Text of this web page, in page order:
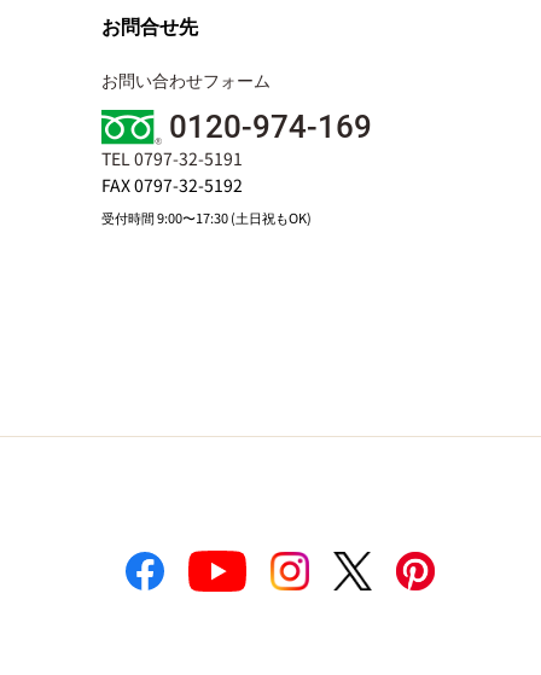
お問合せ先
お問い合わせフォーム
0120-974-169
TEL 0797-32-5191
FAX 0797-32-5192
受付時間 9:00〜17:30 (土日祝もOK)